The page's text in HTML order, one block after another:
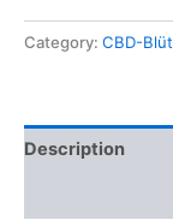
Category: CBD-
Description